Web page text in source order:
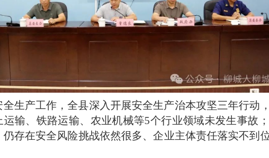
生产工作，全县深入开展安全生产治本攻坚三年行动
输、铁路运输、农业机械等5个行业领域未发生事故
存在安全风险挑战依然很多、企业主体责任落实不到